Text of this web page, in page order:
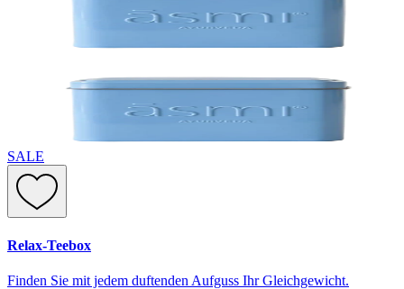
SALE
Relax-Teebox
Finden Sie mit jedem duftenden Aufguss Ihr Gleichgewicht.